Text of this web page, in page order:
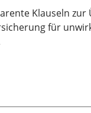
Klauseln
für